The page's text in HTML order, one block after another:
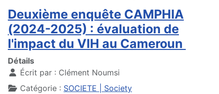
Deuxième enquête CAMPHIA
(2024-2025) : évaluation de
l'impact du VIH au Cameroun
Détails
Écrit par : Clément Noumsi
Catégorie : SOCIETE | Society